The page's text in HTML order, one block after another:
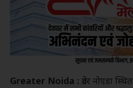
Greater Noida : ग्रेटर नोएडा स्थित